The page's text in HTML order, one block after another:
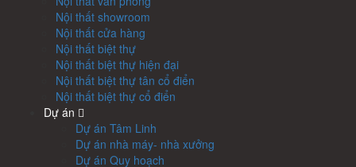
Nội thất showroom
Nội thất cửa hàng
Nội thất biệt thự
Nội thất biệt thự hiện đại
Nội thất biệt thự tân cổ điển
Nội thất biệt thự cổ điển
Dự án
Dự án Tâm Linh
Dự án nhà máy- nhà xưởng
Dự án Quy hoạch